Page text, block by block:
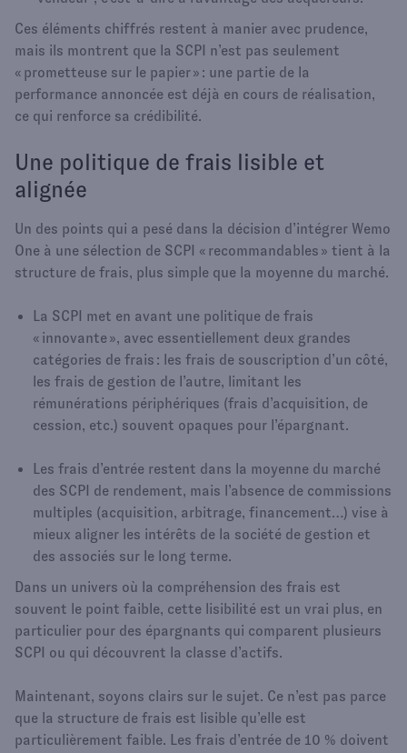
Ces éléments chiffrés restent à manier avec prudence,
mais ils montrent que la SCPI n’est pas seulement
« prometteuse sur le papier » : une partie de la
performance annoncée est déjà en cours de réalisation,
ce qui renforce sa crédibilité.​
Une politique de frais lisible et
alignée
Un des points qui a pesé dans la décision d’intégrer Wemo
One à une sélection de SCPI « recommandables » tient à la
structure de frais, plus simple que la moyenne du marché.​
La SCPI met en avant une politique de frais
« innovante », avec essentiellement deux grandes
catégories de frais : les frais de souscription d’un côté,
les frais de gestion de l’autre, limitant les
rémunérations périphériques (frais d’acquisition, de
cession, etc.) souvent opaques pour l’épargnant.​
Les frais d’entrée restent dans la moyenne du marché
des SCPI de rendement, mais l’absence de commissions
multiples (acquisition, arbitrage, financement…) vise à
mieux aligner les intérêts de la société de gestion et
des associés sur le long terme.​
Dans un univers où la compréhension des frais est
souvent le point faible, cette lisibilité est un vrai plus, en
particulier pour des épargnants qui comparent plusieurs
SCPI ou qui découvrent la classe d’actifs.​
Maintenant, soyons clairs sur le sujet. Ce n’est pas parce
que la structure de frais est lisible qu’elle est
particulièrement faible. Les frais d’entrée de 10 % doivent